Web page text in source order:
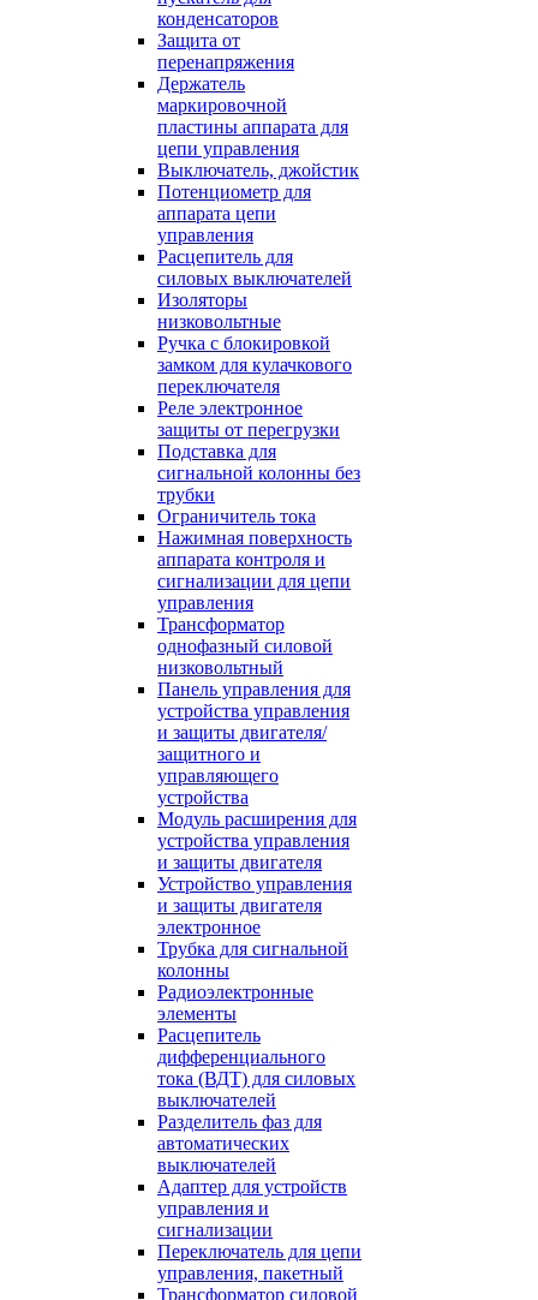
конденсаторов
Защита от
перенапряжения
Держатель
маркировочной
пластины аппарата для
цепи управления
Выключатель, джойстик
Потенциометр для
аппарата цепи
управления
Расцепитель для
силовых выключателей
Изоляторы
низковольтные
Ручка с блокировкой
замком для кулачкового
переключателя
Реле электронное
защиты от перегрузки
Подставка для
сигнальной колонны без
трубки
Ограничитель тока
Нажимная поверхность
аппарата контроля и
сигнализации для цепи
управления
Трансформатор
однофазный силовой
низковольтный
Панель управления для
устройства управления
и защиты двигателя/
защитного и
управляющего
устройства
Модуль расширения для
устройства управления
и защиты двигателя
Устройство управления
и защиты двигателя
электронное
Трубка для сигнальной
колонны
Радиоэлектронные
элементы
Расцепитель
дифференциального
тока (ВДТ) для силовых
выключателей
Разделитель фаз для
автоматических
выключателей
Адаптер для устройств
управления и
сигнализации
Переключатель для цепи
управления, пакетный
Трансформатор силовой